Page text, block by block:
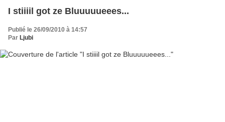
I stiiiil got ze Bluuuuueees...
Publié le 26/09/2010 à 14:57
Par Ljubi